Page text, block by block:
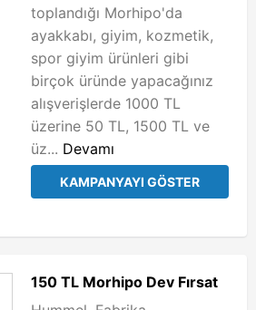
toplandığı Morhipo'da
ayakkabı, giyim, kozmetik,
spor giyim ürünleri gibi
birçok üründe yapacağınız
alışverişlerde 1000 TL
üzerine 50 TL, 1500 TL ve
üz... Devamı
KAMPANYAYI GÖSTER
150 TL Morhipo Dev Fırsat